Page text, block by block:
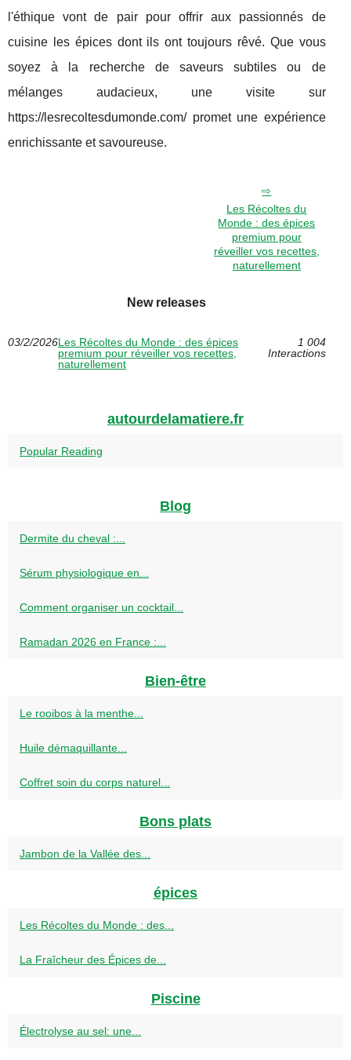
l'éthique vont de pair pour offrir aux passionnés de
cuisine les épices dont ils ont toujours rêvé. Que vous
soyez à la recherche de saveurs subtiles ou de
mélanges audacieux, une visite sur
https://lesrecoltesdumonde.com/ promet une expérience
enrichissante et savoureuse.
Les Récoltes du
Monde : des épices
premium pour
réveiller vos recettes,
naturellement
New releases
03/2/2026Les Récoltes du Monde : des épices
premium pour réveiller vos recettes,
naturellement
1 004
Interactions
autourdelamatiere.fr
Popular Reading
Blog
Dermite du cheval :...
Sérum physiologique en...
Comment organiser un cocktail...
Ramadan 2026 en France :...
Bien-être
Le rooibos à la menthe...
Huile démaquillante...
Coffret soin du corps naturel...
Bons plats
Jambon de la Vallée des...
épices
Les Récoltes du Monde : des...
La Fraîcheur des Épices de...
Piscine
Électrolyse au sel: une...